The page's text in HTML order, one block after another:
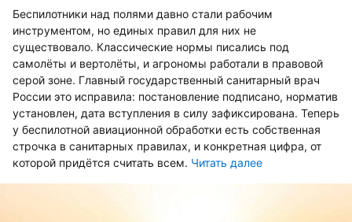
Беспилотники над полями давно стали рабочим
инструментом, но единых правил для них не
существовало. Классические нормы писались под
самолёты и вертолёты, и агрономы работали в правовой
серой зоне. Главный государственный санитарный врач
России это исправила: постановление подписано, норматив
установлен, дата вступления в силу зафиксирована. Теперь
у беспилотной авиационной обработки есть собственная
строчка в санитарных правилах, и конкретная цифра, от
которой придётся считать всем. Читать далее